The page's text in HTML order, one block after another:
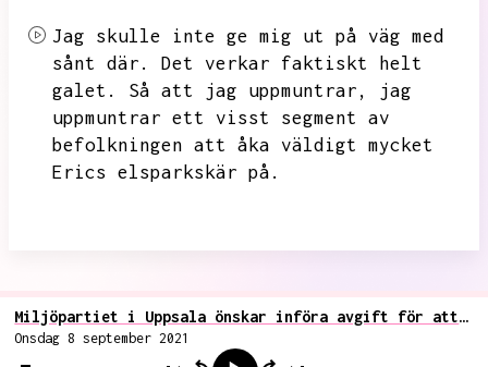
Jag skulle inte ge mig ut på väg med
sånt där.
Det verkar faktiskt helt
galet.
Så att jag uppmuntrar,
jag
uppmuntrar ett visst segment av
befolkningen att åka väldigt mycket
Erics elsparkskär på.
Miljöpartiet i Uppsala önskar införa avgift för att ställa ut elsparkcyklar på kommunal mark
Onsdag 8 september 2021